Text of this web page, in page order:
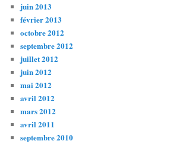
juin 2013
février 2013
octobre 2012
septembre 2012
juillet 2012
juin 2012
mai 2012
avril 2012
mars 2012
avril 2011
septembre 2010